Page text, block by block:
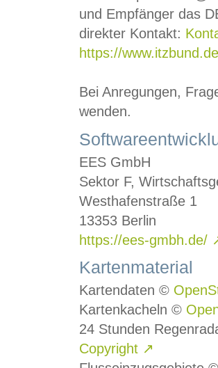
und Empfänger das
direkter Kontakt:
https://
Bei Anregungen,
wenden.
EES GmbH
Sektor F,
Westhafenstraße 1
13353 Berlin
https://ees-gmbh.de/
Kartenmaterial
Kartendaten ©
Kartenkacheln ©
24 Stunden
Copyright ↗